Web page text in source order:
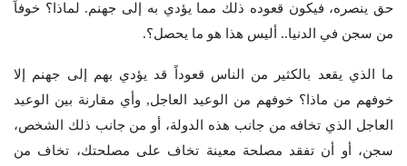
حق ينصره، فيكون قعوده ذلك مما يؤدي به إلى جهنم. لماذا؟ خوفاً
من سجن في الدنيا.. أليس هذا هو ما يحصل؟.
ما الذي يقعد بالكثير من الناس قعوداً قد يؤدي بهم إلى جهنم إلا
خوفهم من ماذا؟ خوفهم من الوعيد العاجل, وأي مقارنة بين الوعيد
العاجل الذي تخافه من جانب هذه الدولة، أو من جانب ذلك الشخص،
سجن، أو أن تفقد مصلحة معينة تخاف على مصلحتك، تخاف من